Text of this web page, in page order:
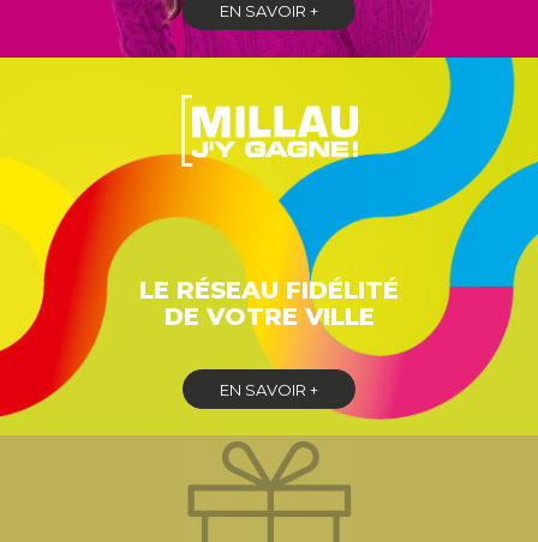
EN SAVOIR +
LE RÉSEAU FIDÉLITÉ
DE VOTRE VILLE
EN SAVOIR +